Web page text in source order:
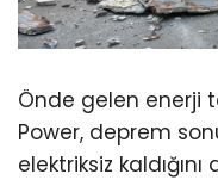
Önde gelen enerji
Power, deprem
elektriksiz